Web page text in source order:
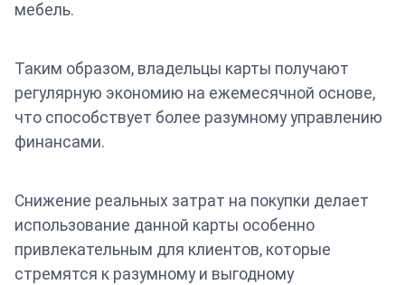
мебель.
Таким образом, владельцы карты получают
регулярную экономию на ежемесячной основе,
что способствует более разумному управлению
финансами.
Снижение реальных затрат на покупки делает
использование данной карты особенно
привлекательным для клиентов, которые
стремятся к разумному и выгодному